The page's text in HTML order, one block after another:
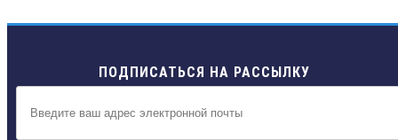
ПОДПИСАТЬСЯ НА РАССЫЛКУ